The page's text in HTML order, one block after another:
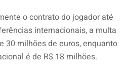
o contrato do jogador até
internacionais, a multa
30 milhões de euros, enquanto
é de R$ 18 milhões.